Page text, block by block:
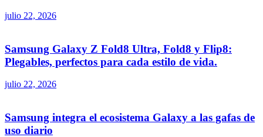
julio 22, 2026
Samsung Galaxy Z Fold8 Ultra, Fold8 y Flip8:
Plegables, perfectos para cada estilo de vida.
julio 22, 2026
Samsung integra el ecosistema Galaxy a las gafas de
uso diario